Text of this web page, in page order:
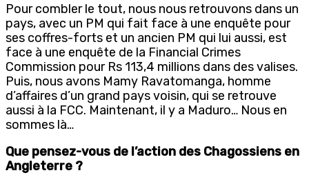
Pour combler le tout, nous nous retrouvons dans un
pays, avec un PM qui fait face à une enquête pour
ses coffres-forts et un ancien PM qui lui aussi, est
face à une enquête de la Financial Crimes
Commission pour Rs 113,4 millions dans des valises.
Puis, nous avons Mamy Ravatomanga, homme
d’affaires d’un grand pays voisin, qui se retrouve
aussi à la FCC. Maintenant, il y a Maduro… Nous en
sommes là…
Que pensez-vous de l’action des Chagossiens en
Angleterre ?